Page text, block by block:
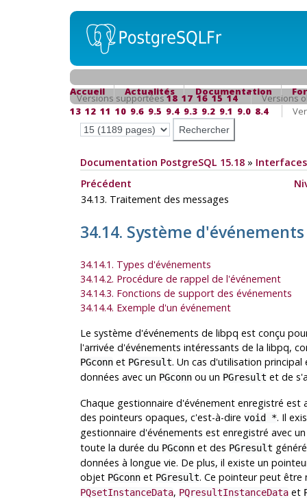
Accueil Actualités Documentation
Versions supportées18 17 16 15 14
Versions
13 12 11 10 9.6 9.5 9.4 9.3 9.2 9.1 9.0 8.4
Documentation PostgreSQL 15.18»
Précédent
34.13. Traitement des messages
34.14. Système d'événements
34.14.1. Types d'événements
34.14.2. Procédure de rappel de l'événement
34.14.3. Fonctions de support des événements
34.14.4. Exemple d'un événement
Le système d'événements de libpq est conçu
l'arrivée d'événements intéressants de la libpq,
PGconnet PGresult. Un cas d'utilisation
données avec un PGconnou un PGresult et de
Chaque gestionnaire d'événement enregistré
des pointeurs opaques, c'est-à-dire void *. Il
gestionnaire d'événements est enregistré avec
toute la durée du PGconnet des PGresult
données à longue vie. De plus, il existe un
objet PGconnet PGresult. Ce pointeur peut
PQsetInstanceData, PQresultInstanceDataet